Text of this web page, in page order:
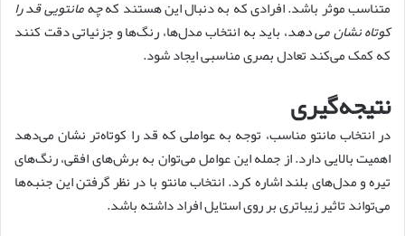
متناسب موثر باشد. افرادی که به دنبال این هستند کهچه مانتویی قد را
کوتاه نشان می دهد، باید به انتخاب مدل‌ها، رنگ‌ها و جزئیاتی دقت کنند
که کمک می‌کند تعادل بصری مناسبی ایجاد شود.
نتیجه‌گیری
در انتخاب مانتو مناسب، توجه به عواملی که قد را کوتاه‌تر نشان می‌دهد
اهمیت بالایی دارد. از جمله این عوامل می‌توان به برش‌های افقی، رنگ‌های
تیره و مدل‌های بلند اشاره کرد. انتخاب مانتو با در نظر گرفتن این جنبه‌ها
می‌تواند تاثیر زیباتری بر روی استایل افراد داشته باشد.